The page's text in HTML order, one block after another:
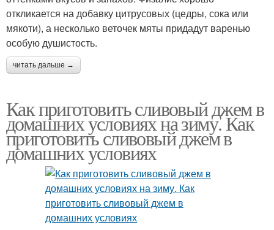
откликается на добавку цитрусовых (цедры, сока или
мякоти), а несколько веточек мяты придадут варенью
особую душистость.
читать дальше →
Как приготовить сливовый джем в
домашних условиях на зиму. Как
приготовить сливовый джем в
домашних условиях